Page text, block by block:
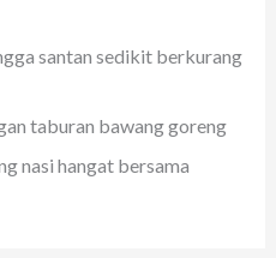
santan sedikit berkurang
taburan bawang goreng
nasi hangat bersama